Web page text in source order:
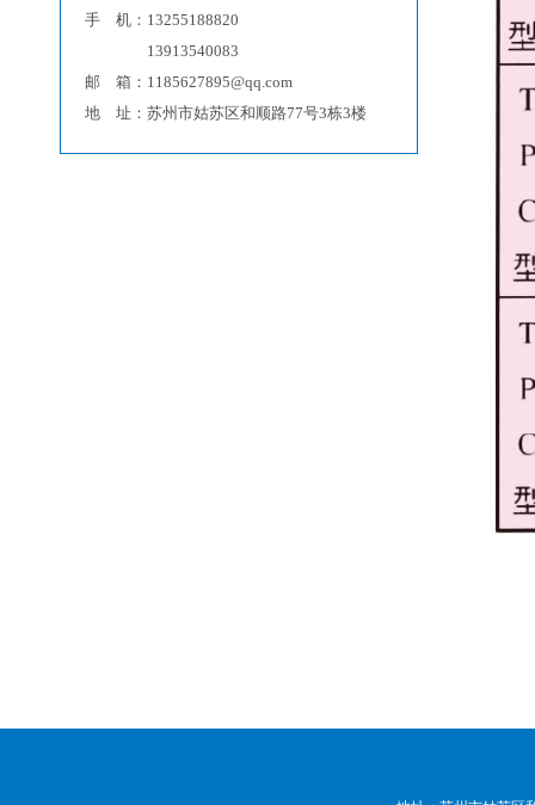
手 机：13255188820
13913540083
邮 箱：1185627895@qq.com
地 址：苏州市姑苏区和顺路77号3栋3楼